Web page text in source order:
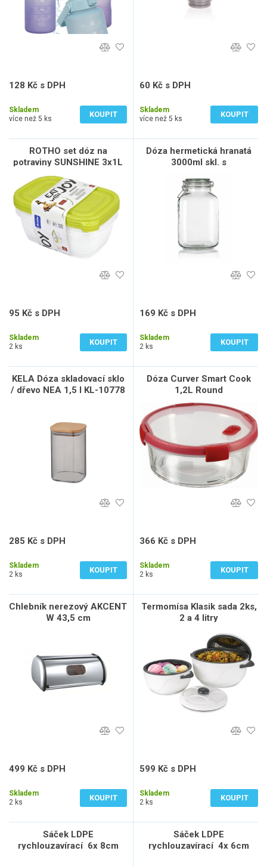
128 Kč s DPH
Skladem
více než 5 ks
KOUPIT
60 Kč s DPH
Skladem
více než 5 ks
KOUPIT
ROTHO set dóz na
potraviny SUNSHINE 3x1L
95 Kč s DPH
Skladem
2 ks
KOUPIT
Dóza hermetická hranatá
3000ml skl. s
169 Kč s DPH
Skladem
2 ks
KOUPIT
KELA Dóza skladovací sklo
/ dřevo NEA 1,5 l KL-10778
285 Kč s DPH
Skladem
2 ks
KOUPIT
Dóza Curver Smart Cook
1,2L Round
366 Kč s DPH
Skladem
2 ks
KOUPIT
Chlebník nerezový AKCENT
W 43,5 cm
499 Kč s DPH
Skladem
2 ks
KOUPIT
Termomísa Klasik sada 2ks,
2 a 4 litry
599 Kč s DPH
Skladem
2 ks
KOUPIT
Sáček LDPE
rychlouzavírací 6x 8cm
Sáček LDPE
rychlouzavírací 4x 6cm